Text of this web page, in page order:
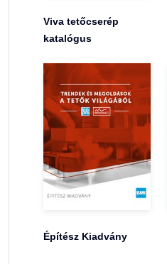
Viva tetőcserép
katalógus
Építész Kiadvány